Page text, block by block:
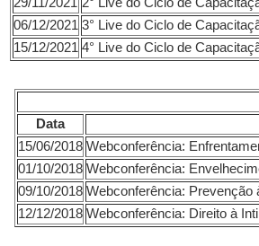
06/12/2021 3° Live do Ciclo de
15/12/2021 4° Live do Ciclo de
Data
15/06/2018 Webconferência:
01/10/2018 Webconferência:
09/10/2018 Webconferência:
12/12/2018 Webconferência: Direito à